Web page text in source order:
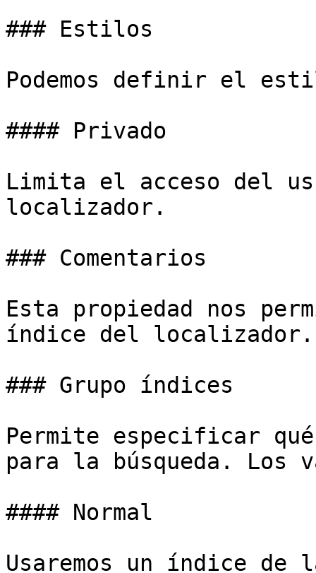
### Estilos
Podemos definir el
#### Privado
Limita el acceso del
localizador.
### Comentarios
Esta propiedad nos
índice del localizador.
### Grupo índices
Permite especificar
para la búsqueda. Los
#### Normal
Usaremos un índice